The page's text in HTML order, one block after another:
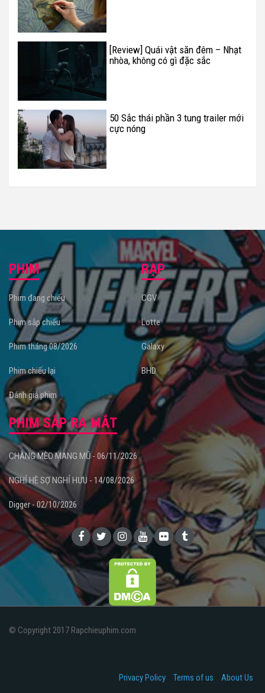
[Review] Quái vật săn đêm – Nhạt
nhòa, không có gì đặc sắc
50 Sắc thái phần 3 tung trailer mới
cực nóng
PHIM
Phim đang chiếu
Phim sắp chiếu
Phim tháng 08/2026
Phim chiếu lại
Đánh giá phim
RẠP
CGV
Lotte
Galaxy
BHD
PHIM SẮP RA MẮT
CHÀNG MÈO MANG MŨ - 06/11/2026
NGHỈ HÈ SỢ NGHỈ HƯU - 14/08/2026
Digger - 02/10/2026
© Copyright 2017 Rapchieuphim.com
Privacy Policy Terms of us About Us